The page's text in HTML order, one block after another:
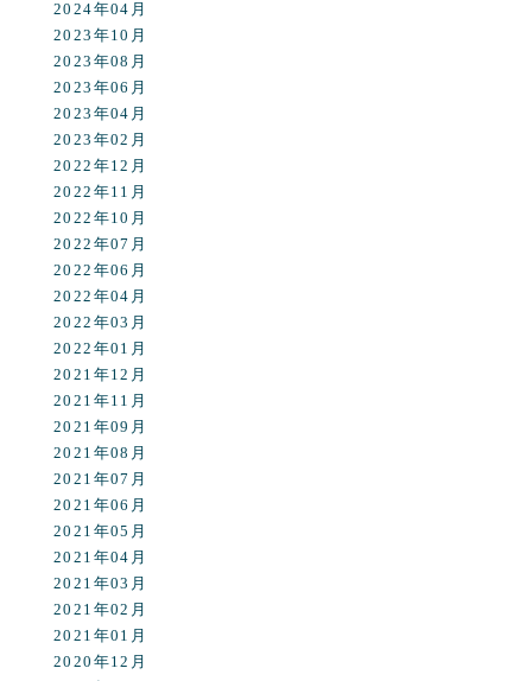
2024年04月
2023年10月
2023年08月
2023年06月
2023年04月
2023年02月
2022年12月
2022年11月
2022年10月
2022年07月
2022年06月
2022年04月
2022年03月
2022年01月
2021年12月
2021年11月
2021年09月
2021年08月
2021年07月
2021年06月
2021年05月
2021年04月
2021年03月
2021年02月
2021年01月
2020年12月